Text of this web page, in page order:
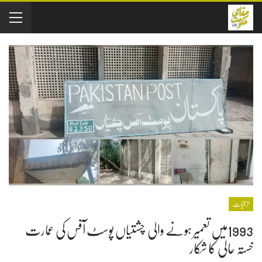
ترقیات
1993میں تعمیر ہونے والی چشتیاں پوسٹ آفس کی عمارت
خستہ حالی کا شکار